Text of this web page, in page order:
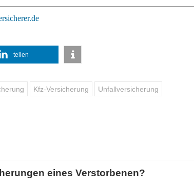
teilen
Kfz-Versicherung Unfallversicherung
eines Verstorbenen?